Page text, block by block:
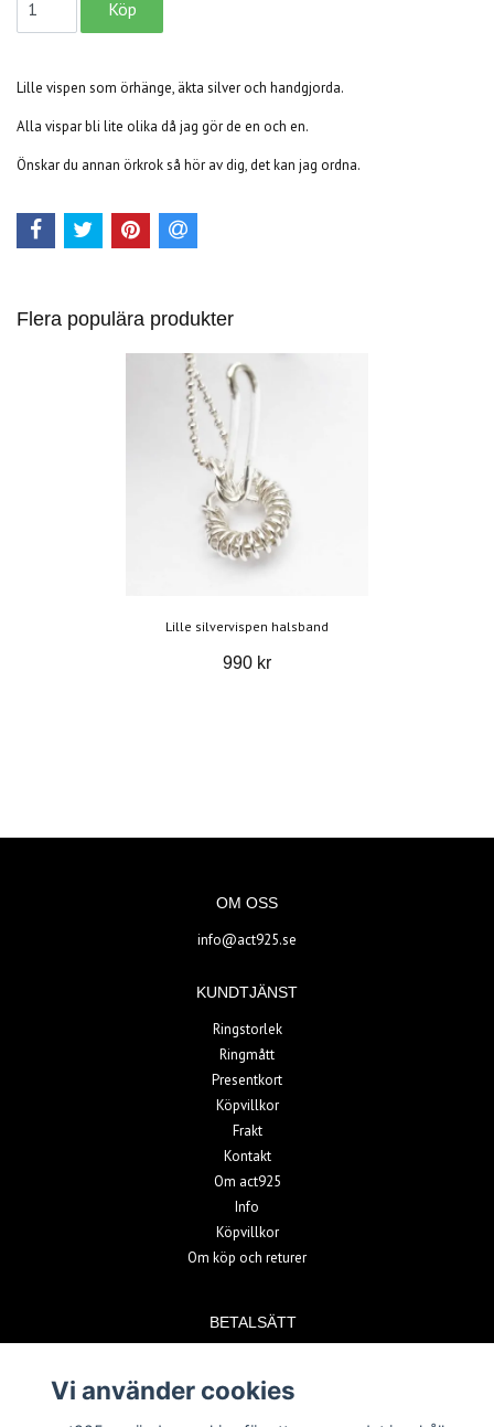
Lille vispen som örhänge, äkta silver och handgjorda.
Alla vispar bli lite olika då jag gör de en och en.
Önskar du annan örkrok så hör av dig, det kan jag ordna.
Flera populära produkter
Lille silvervispen halsband
990 kr
OM OSS
info@act925.se
KUNDTJÄNST
Ringstorlek
Ringmått
Presentkort
Köpvillkor
Frakt
Kontakt
Om act925
Info
Köpvillkor
Om köp och returer
BETALSÄTT
Vi använder cookies